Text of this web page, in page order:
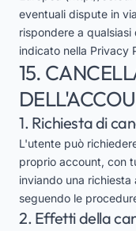
eventuali dispute in
rispondere a
indicato nella Privacy
15.
1. Richiesta di
L'utente può
proprio account, con
inviando una richiesta
seguendo le
2. Effetti della